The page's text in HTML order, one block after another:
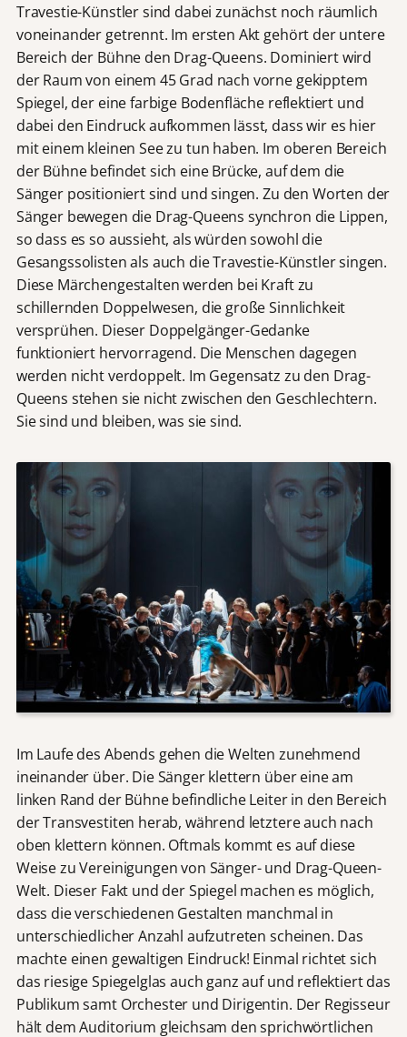
Travestie-Künstler sind dabei zunächst noch räumlich
voneinander getrennt. Im ersten Akt gehört der untere
Bereich der Bühne den Drag-Queens. Dominiert wird
der Raum von einem 45 Grad nach vorne gekipptem
Spiegel, der eine farbige Bodenfläche reflektiert und
dabei den Eindruck aufkommen lässt, dass wir es hier
mit einem kleinen See zu tun haben. Im oberen Bereich
der Bühne befindet sich eine Brücke, auf dem die
Sänger positioniert sind und singen. Zu den Worten der
Sänger bewegen die Drag-Queens synchron die Lippen,
so dass es so aussieht, als würden sowohl die
Gesangssolisten als auch die Travestie-Künstler singen.
Diese Märchengestalten werden bei Kraft zu
schillernden Doppelwesen, die große Sinnlichkeit
versprühen. Dieser Doppelgänger-Gedanke
funktioniert hervorragend. Die Menschen dagegen
werden nicht verdoppelt. Im Gegensatz zu den Drag-
Queens stehen sie nicht zwischen den Geschlechtern.
Sie sind und bleiben, was sie sind.
Im Laufe des Abends gehen die Welten zunehmend
ineinander über. Die Sänger klettern über eine am
linken Rand der Bühne befindliche Leiter in den Bereich
der Transvestiten herab, während letztere auch nach
oben klettern können. Oftmals kommt es auf diese
Weise zu Vereinigungen von Sänger- und Drag-Queen-
Welt. Dieser Fakt und der Spiegel machen es möglich,
dass die verschiedenen Gestalten manchmal in
unterschiedlicher Anzahl aufzutreten scheinen. Das
machte einen gewaltigen Eindruck! Einmal richtet sich
das riesige Spiegelglas auch ganz auf und reflektiert das
Publikum samt Orchester und Dirigentin. Der Regisseur
hält dem Auditorium gleichsam den sprichwörtlichen